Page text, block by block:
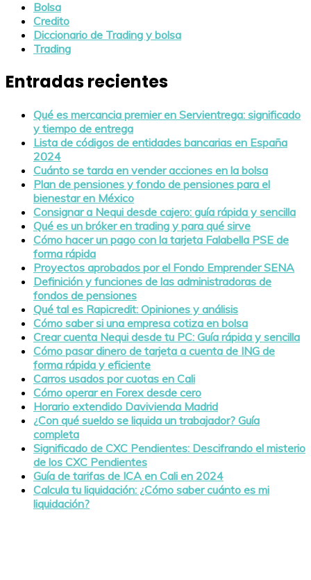
Bolsa
Credito
Diccionario de Trading y bolsa
Trading
Entradas recientes
Qué es mercancia premier en Servientrega: significado
y tiempo de entrega
Lista de códigos de entidades bancarias en España
2024
Cuánto se tarda en vender acciones en la bolsa
Plan de pensiones y fondo de pensiones para el
bienestar en México
Consignar a Nequi desde cajero: guía rápida y sencilla
Qué es un bróker en trading y para qué sirve
Cómo hacer un pago con la tarjeta Falabella PSE de
forma rápida
Proyectos aprobados por el Fondo Emprender SENA
Definición y funciones de las administradoras de
fondos de pensiones
Qué tal es Rapicredit: Opiniones y análisis
Cómo saber si una empresa cotiza en bolsa
Crear cuenta Nequi desde tu PC: Guía rápida y sencilla
Cómo pasar dinero de tarjeta a cuenta de ING de
forma rápida y eficiente
Carros usados por cuotas en Cali
Cómo operar en Forex desde cero
Horario extendido Davivienda Madrid
¿Con qué sueldo se liquida un trabajador? Guía
completa
Significado de CXC Pendientes: Descifrando el misterio
de los CXC Pendientes
Guía de tarifas de ICA en Cali en 2024
Calcula tu liquidación: ¿Cómo saber cuánto es mi
liquidación?